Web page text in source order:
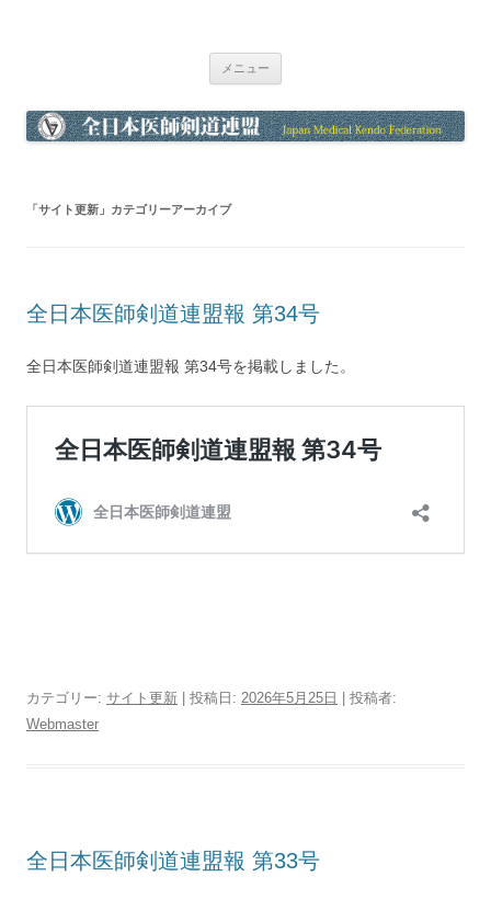
メニュー
ツ
へ
「サイト更新 」カテゴリーアーカイブ
全日本医師剣道連盟報 第34号
全日本医師剣道連盟報 第34号を掲載しました。
カテゴリー: サイト更新 | 投稿日: 2026年5月25日
投稿者:
Webmaster
全日本医師剣道連盟報 第33号